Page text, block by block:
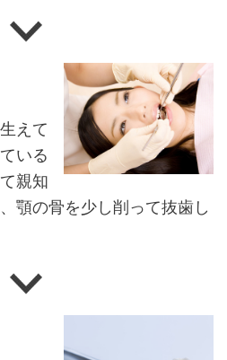
えて
いる
親知
顎の骨を少し削って抜歯し